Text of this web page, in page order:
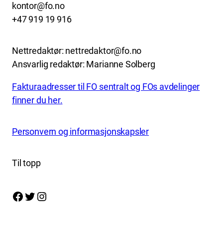
kontor@fo.no
+47 919 19 916
Nettredaktør: nettredaktor@fo.no
Ansvarlig redaktør: Marianne Solberg
Fakturaadresser til FO sentralt og FOs avdelinger
finner du her.
Personvern og informasjonskapsler
Til topp
Facebook Twitter Instagram